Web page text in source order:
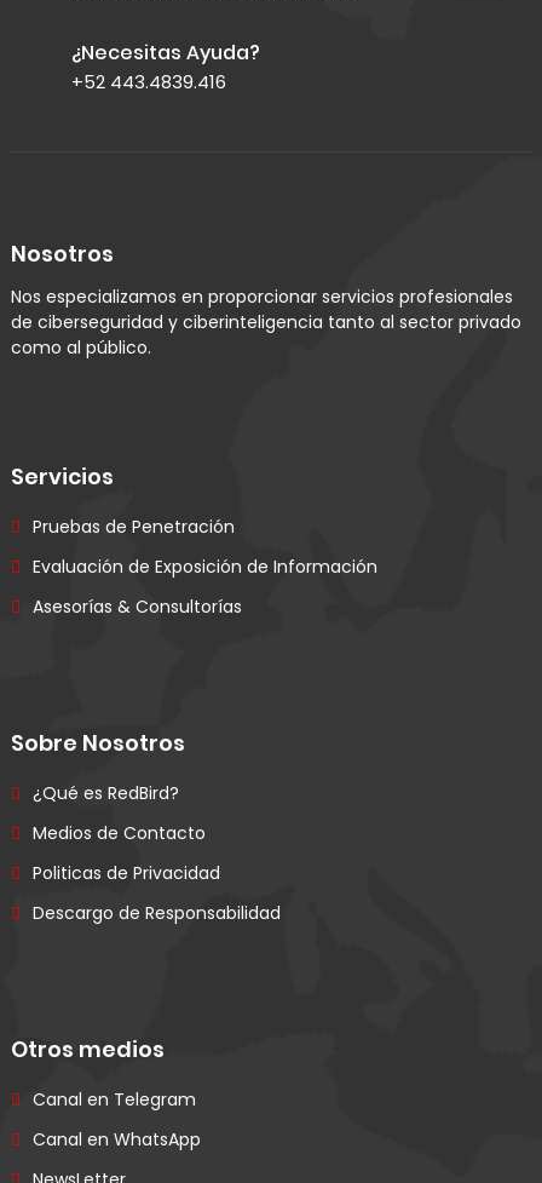
¿Necesitas Ayuda?
+52 443.4839.416
Nosotros
Nos especializamos en proporcionar servicios profesionales
de ciberseguridad y ciberinteligencia tanto al sector privado
como al público.
Servicios
Pruebas de Penetración
Evaluación de Exposición de Información
Asesorías & Consultorías
Sobre Nosotros
¿Qué es RedBird?
Medios de Contacto
Politicas de Privacidad
Descargo de Responsabilidad
Otros medios
Canal en Telegram
Canal en WhatsApp